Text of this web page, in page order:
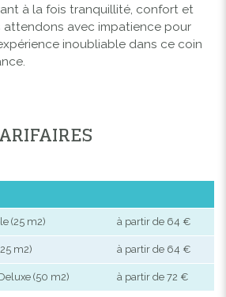
à la fois tranquillité, confort et
attendons avec impatience pour
inoubliable dans ce coin
(25 m2) à partir de 64 €
m2) à partir de 64 €
(50 m2) à partir de 72 €